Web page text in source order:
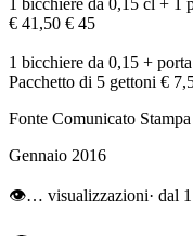
€ 41,50 € 45
1 bicchiere da 0,15 +
Pacchetto di 5 gettoni €
Fonte Comunicato Stampa
Gennaio 2016
👁… visualizzazioni· dal